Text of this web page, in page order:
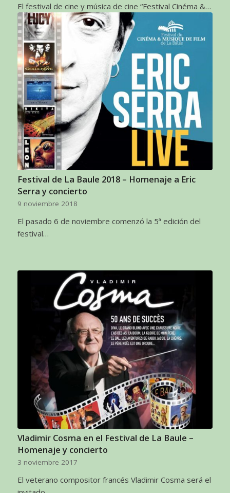
El festival de cine y música de cine “Festival Cinéma &…
Festival de La Baule 2018 – Homenaje a Eric
Serra y concierto
9 noviembre 2018
El pasado 6 de noviembre comenzó la 5ª edición del
festival…
Vladimir Cosma en el Festival de La Baule –
Homenaje y concierto
3 noviembre 2017
El veterano compositor francés Vladimir Cosma será el